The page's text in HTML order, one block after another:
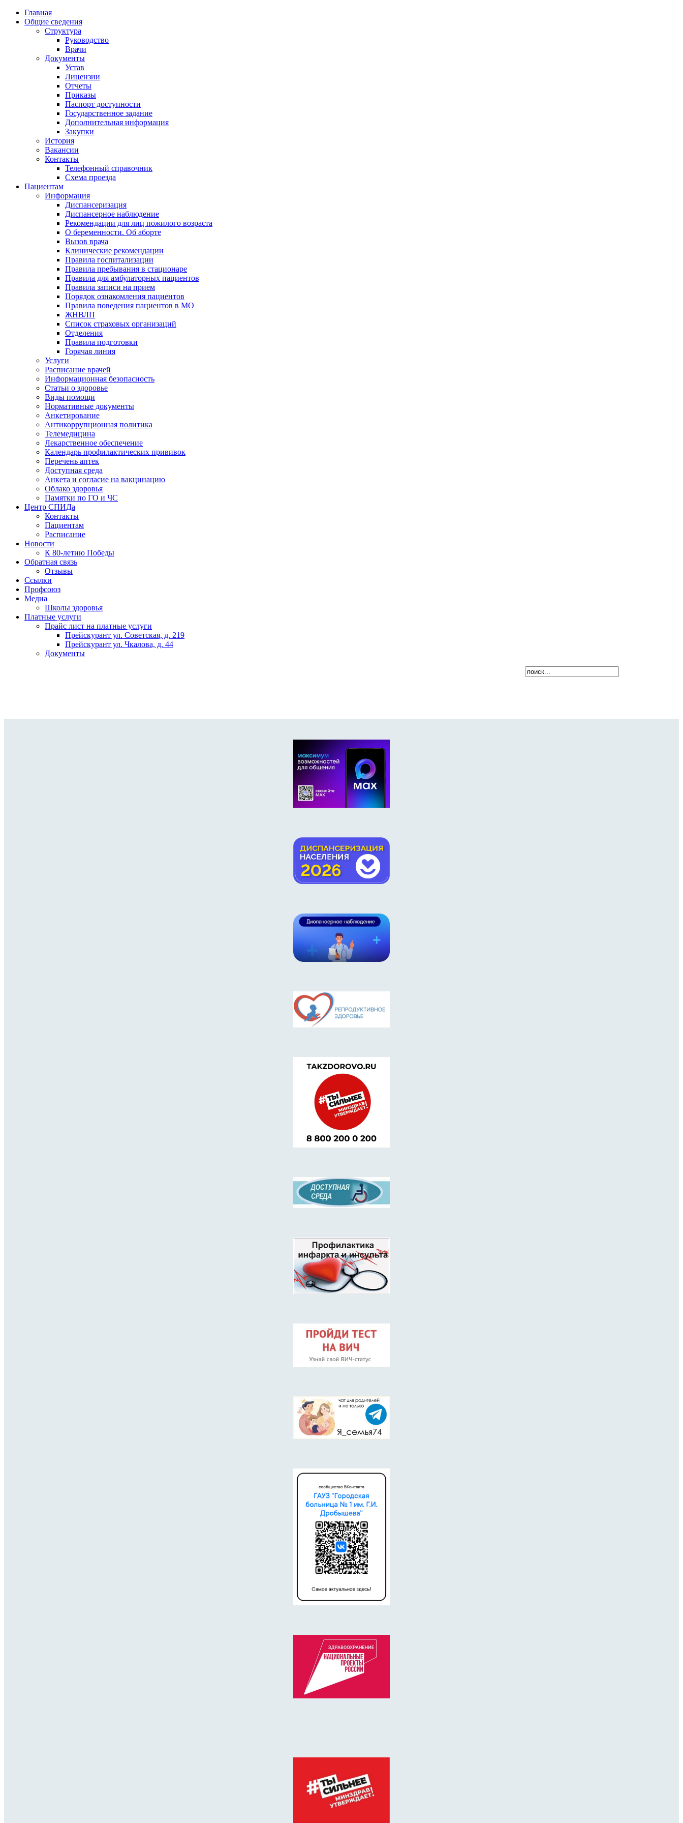
Главная
Общие сведения
Структура
Руководство
Врачи
Документы
Устав
Лицензии
Отчеты
Приказы
Паспорт доступности
Государственное задание
Дополнительная информация
Закупки
История
Вакансии
Контакты
Телефонный справочник
Схема проезда
Пациентам
Информация
Диспансеризация
Диспансерное наблюдение
Рекомендации для лиц пожилого возраста
О беременности. Об аборте
Вызов врача
Клинические рекомендации
Правила госпитализации
Правила пребывания в стационаре
Правила для амбулаторных пациентов
Правила записи на прием
Порядок ознакомления пациентов
Правила поведения пациентов в МО
ЖНВЛП
Список страховых организаций
Отделения
Правила подготовки
Горячая линия
Услуги
Расписание врачей
Информационная безопасность
Статьи о здоровье
Виды помощи
Нормативные документы
Анкетирование
Антикоррупционная политика
Телемедицина
Лекарственное обеспечение
Календарь профилактических прививок
Перечень аптек
Доступная среда
Анкета и согласие на вакцинацию
Облако здоровья
Памятки по ГО и ЧС
Центр СПИДа
Контакты
Пациентам
Расписание
Новости
К 80-летию Победы
Обратная связь
Отзывы
Ссылки
Профсоюз
Медиа
Школы здоровья
Платные услуги
Прайс лист на платные услуги
Прейскурант ул. Советская, д. 219
Прейскурант ул. Чкалова, д. 44
Документы